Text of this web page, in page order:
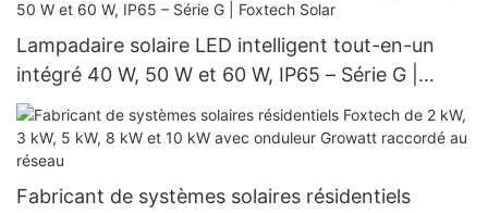
Lampadaire solaire LED intelligent tout-en-un
intégré 40 W, 50 W et 60 W, IP65 – Série G |
Foxtech Solar
Fabricant de systèmes solaires résidentiels